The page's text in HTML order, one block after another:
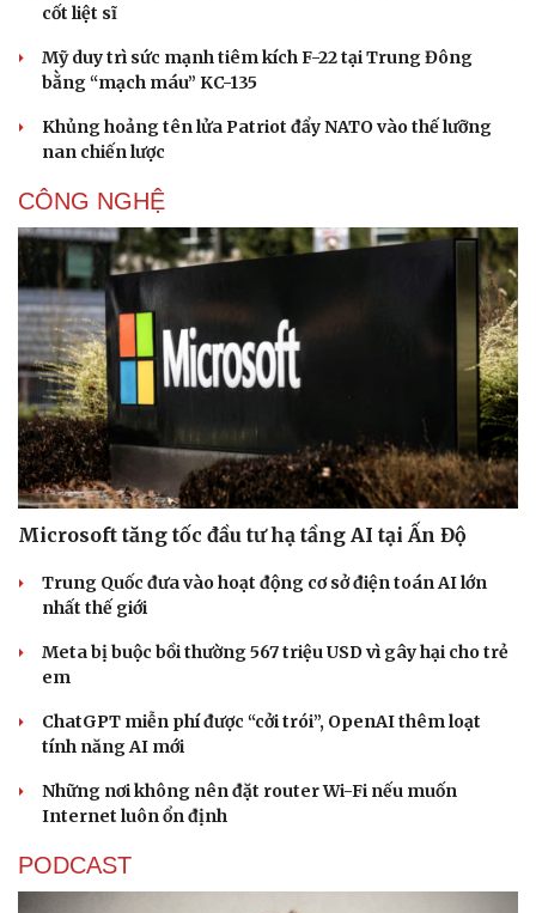
Cây thuốc
Nhi khoa
Nam khoa
Làm đẹp - giảm cân
Phòng mạch online
Ăn sạch sống khỏe
cốt liệt sĩ
Mỹ duy trì sức mạnh tiêm kích F-22 tại Trung Đông
bằng “mạch máu” KC-135
Khủng hoảng tên lửa Patriot đẩy NATO vào thế lưỡng
nan chiến lược
CÔNG NGHỆ
Microsoft tăng tốc đầu tư hạ tầng AI tại Ấn Độ
Trung Quốc đưa vào hoạt động cơ sở điện toán AI lớn
nhất thế giới
Meta bị buộc bồi thường 567 triệu USD vì gây hại cho trẻ
em
ChatGPT miễn phí được “cởi trói”, OpenAI thêm loạt
tính năng AI mới
Những nơi không nên đặt router Wi-Fi nếu muốn
Internet luôn ổn định
PODCAST